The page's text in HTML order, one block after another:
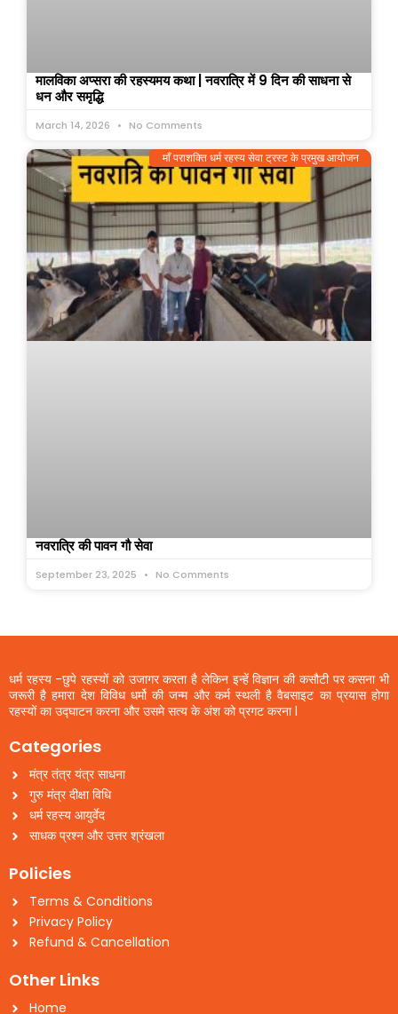
मालविका अप्सरा की रहस्यमय कथा | नवरात्रि में 9 दिन की साधना से
धन और समृद्धि
March 14, 2026 No Comments
माँ पराशक्ति धर्म रहस्य सेवा ट्रस्ट के प्रमुख आयोजन
नवरात्रि की पावन गौ सेवा
September 23, 2025 No Comments
धर्म रहस्य -छुपे रहस्यों को उजागर करता है लेकिन इन्हें विज्ञान की कसौटी पर कसना भी
जरूरी है हमारा देश विविध धर्मो की जन्म और कर्म स्थली है वैबसाइट का प्रयास होगा
रहस्यों का उद्घाटन करना और उसमे सत्य के अंश को प्रगट करना l
Categories
मंत्र तंत्र यंत्र साधना
गुरु मंत्र दीक्षा विधि
धर्म रहस्य आयुर्वेद
साधक प्रश्न और उत्तर श्रंखला
Policies
Terms & Conditions
Privacy Policy
Refund & Cancellation
Other Links
Home